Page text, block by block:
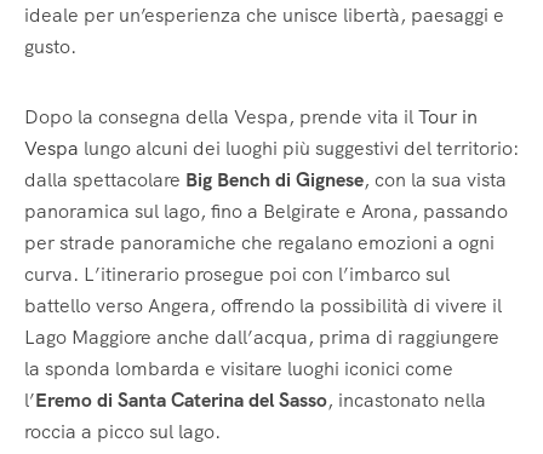
ideale per un’esperienza che unisce libertà, paesaggi e
gusto.
Dopo la consegna della Vespa, prende vita ilTour in
Vespa lungo alcuni dei luoghi più suggestivi del territorio:
dalla spettacolare Big Bench di Gignese, con la sua vista
panoramica sul lago, fino a Belgirate e Arona, passando
per strade panoramiche che regalano emozioni a ogni
curva. L’itinerario prosegue poi con l’imbarco sul
battello verso Angera, offrendo la possibilità di vivere il
Lago Maggiore anche dall’acqua, prima di raggiungere
la sponda lombarda e visitare luoghi iconici come
l’Eremo di Santa Caterina del Sasso, incastonato nella
roccia a picco sul lago.